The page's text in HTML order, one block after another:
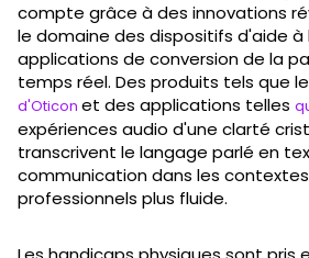
compte grâce à des innovations
le domaine des dispositifs d'aide
applications de conversion de la
temps réel. Des produits tels que
d'Oticon et des applications telles
expériences audio d'une clarté
transcrivent le langage parlé en
communication dans les
professionnels plus fluide.